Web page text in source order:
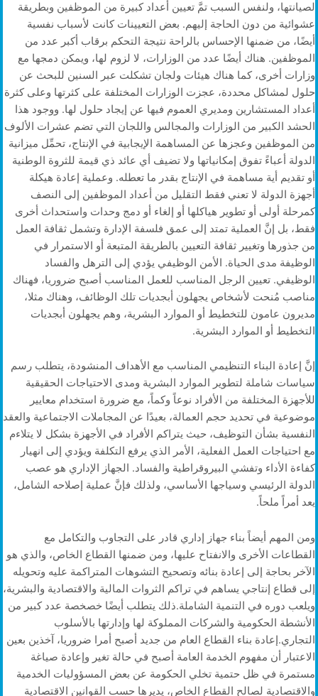
لصيانتها، ولنفس السبب تمَّ تعيين أعداد كبيرة من الموظفين وبطريقة
عشوائية من دون الحاجة إليهم. بعض التعيينات كانت لأسباب نفسية
أيضًا، من ضمنها الإحساس بالراحة نتيجة التحكم برقاب أكبر عدد من
الموظفين. هناك أيضًا عدد من الوزارات، لا لزوم لها، ويمكن دمجها مع
وزارات أخرى، كما هناك هيئات ولجان تشكلت عبر السنين للبحث عن
حلول لمشاكل محددة، عجزت الوزارات المختلفة على كثرتها وعلى كثرة
أعداد المستشارين ومديري العموم فيها عن إيجاد حلول لها. ووجود هذا
الحشد الكبير من الوزارات والمجالس واللجان التي تضم عشرات الألوف
من الموظفين وعجزها عن المساهمة الإيجابية في الإنتاج، تحمِّل ميزانية
الدولة أعباءً تفوق إمكانياتها ولا تضيف أي عائد ذي قيمة للثروة الوطنية
أو تقديم أية مساهمة في الإنتاج بقدر ما تعطله. وعملية إعادة هيكلة
أجهزة الدولة لا تعني فقط التقليل من أعداد الموظفين إلى النصف
كمرحلة أولى أو تطوير هياكلها أو إلغاء أو دمج وحدات واستحداث أخرى
فقط، بل إنَّ العملية تمتد إلى عمق فلسفة الإدارة وتشمل ثقافة العمل
من جذورها وتغيير ثقافة التعيين بالطريقة المتبعة أو الاستمرار في
الوظيفة مدى الحياة. الأمن الوظيفي يؤدي إلى الترهل والفساد
الوظيفي. تعيين الرجل المناسب للعمل المناسب أصبح ضروريا، فهناك
مناصب مُنحت لأشخاص يجهلون أبجديات تلك الوظائف، وهناك مثلا،
مديرون عامون للتخطيط أو الموارد البشرية، وهم يجهلون أبجديات
التخطيط أو الموارد البشرية.
إنَّ إعادة البناء التنظيمي المناسب مع الأهداف المنشودة، يتطلب رسم
سياسات شاملة لتطوير الموارد البشرية ومدى الاحتياجات الحقيقية
للأجهزة المختلفة من الأفراد نوعاً وكماً، مع ضرورة استخدام معايير
موضوعية في تحديد حجم العمالة، بعيدًا عن المجاملات الاجتماعية والعقد
النفسية بشأن التوظيف، حيث يتراكم الأفراد في الأجهزة بشكل لا يتلاءم
مع احتياجات العمل الفعلية، الأمر الذي يرفع التكلفة ويؤدي إلى انهيار
كفاءة الأداء وتفشي البيروقراطية والفساد. الجهاز الإداري هو عصب
الدولة الرئيسي وسياجها الأساسي، ولذلك فإنَّ عملية إصلاحه الشامل،
يعد أمراً ملحاً.
ومن المهم أيضاً بناء جهاز إداري قادر على التجاوب والتكامل مع
القطاعات الأخرى والانفتاح عليها، ومن ضمنها القطاع الخاص، والذي هو
الآخر بحاجة إلى إعادة بنائه وتصحيح التشوهات المتراكمة عليه وتحويله
إلى قطاع إنتاجي يساهم في تراكم الثروات المالية والاقتصادية والبشرية،
ويلعب دوره في التنمية الشاملة.ذلك يتطلب أيضًا خصخصة عدد كبير من
الأنشطة الحكومية والشركات المملوكة لها وإدارتها بالأسلوب
التجاري.إعادة بناء القطاع العام من جديد أصبح أمرا ضروريا، آخذين بعين
الاعتبار أن مفهوم الخدمة العامة أصبح في حالة تغير وإعادة صياغة
مستمرة في ظل حتمية تخلي الحكومة عن بعض المسؤوليات الخدمية
والاقتصادية لصالح القطاع الخاص، يديرها حسب القوانين الاقتصادية